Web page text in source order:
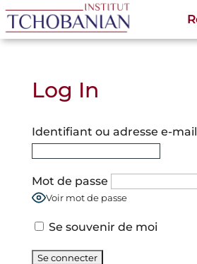
Log In
Identifiant ou adresse e-mail
Mot de passe
Voir mot de passe
Se souvenir de moi